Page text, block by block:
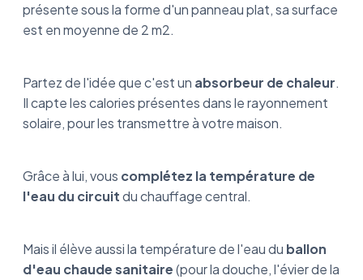
présente sous la forme d'un panneau plat, sa surface
est en moyenne de 2 m2.
Partez de l'idée que c'est un absorbeur de chaleur.
Il capte les calories présentes dans le rayonnement
solaire, pour les transmettre à votre maison.
Grâce à lui, vous complétez la température de
l'eau du circuitdu chauffage central.
Mais il élève aussi la température de l'eau du ballon
d'eau chaude sanitaire(pour la douche, l'évier de la